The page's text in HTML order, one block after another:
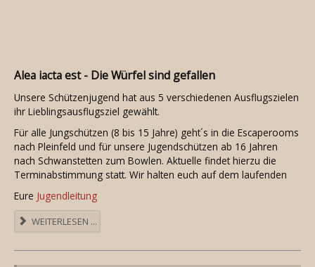
Alea iacta est - Die Würfel sind gefallen
Unsere Schützenjugend hat aus 5 verschiedenen Ausflugszielen
ihr Lieblingsausflugsziel gewählt.
Für alle Jungschützen (8 bis 15 Jahre) geht´s in die Escaperooms
nach Pleinfeld und für unsere Jugendschützen ab 16 Jahren
nach Schwanstetten zum Bowlen. Aktuelle findet hierzu die
Terminabstimmung statt. Wir halten euch auf dem laufenden
Eure Jugendleitung
WEITERLESEN ...